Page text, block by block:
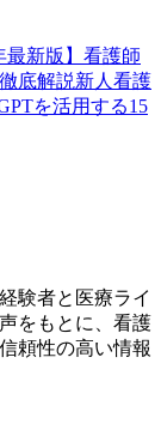
新版】 看護師
底解説新人看護
を活用する15
験者と医療ライ
をもとに、看護
頼性の高い情報